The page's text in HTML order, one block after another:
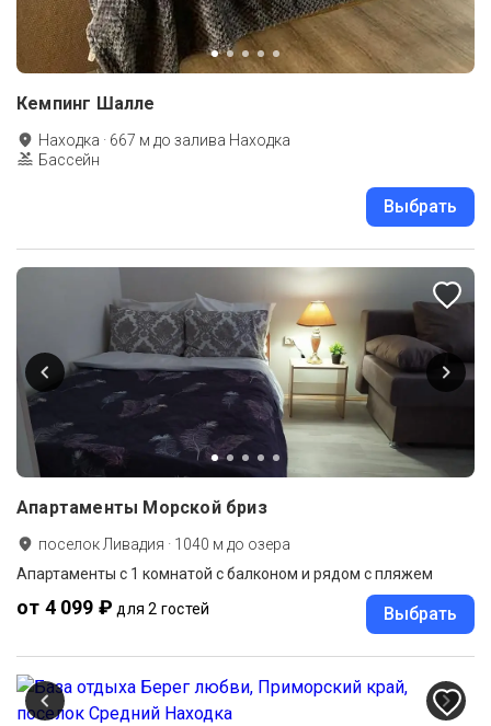
Кемпинг Шалле
Находка · 667 м до залива Находка
Бассейн
Выбрать
Апартаменты Морской бриз
поселок Ливадия · 1040 м до озера
Апартаменты c 1 комнатой с балконом и рядом с пляжем
от 4 099 ₽ для 2 гостей Выбрать